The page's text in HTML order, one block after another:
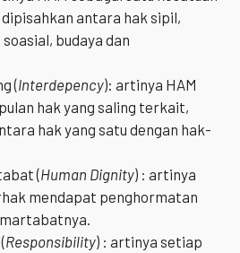
antara hak sipil,
budaya dan
(Interdepency): artinya HAM
hak yang saling terkait,
hak yang satu dengan hak-
(Human Dignity) : artinya
mendapat penghormatan
Responsibility) : artinya setiap